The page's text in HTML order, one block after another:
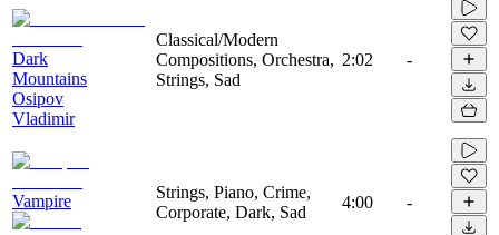
Dark
Mountains
Osipov
Vladimir
Classical/Modern
Compositions, Orchestra,
Strings, Sad
2:02 -
Vampire
Strings, Piano, Crime,
Corporate, Dark, Sad
4:00 -